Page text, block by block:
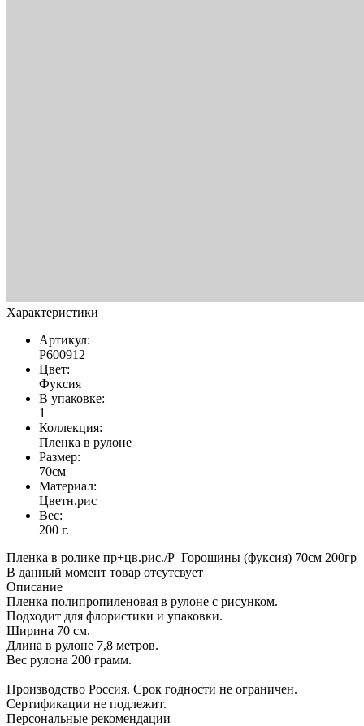
Характеристики
Артикул:
Р600912
Цвет:
Фуксия
В упаковке:
1
Коллекция:
Пленка в рулоне
Размер:
70см
Материал:
Цветн.рис
Вес:
200 г.
Пленка в ролике пр+цв.рис./Р Горошины (фуксия) 70см 200гр
В данный момент товар отсутсвует
Описание
Пленка полипропиленовая в рулоне с рисунком.
Подходит для флористики и упаковки.
Ширина 70 см.
Длина в рулоне 7,8 метров.
Вес рулона 200 грамм.
Производство Россия. Срок годности не ограничен.
Сертификации не подлежит.
Персональные рекомендации